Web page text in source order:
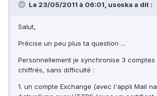
Le 23/05/2011 à 06:01, usoska a dit :
Salut,
Précise un peu plus ta question ...
Personnellement je synchronise 3 comptes
chiffrés, sans difficulté :
1. un compte Exchange (avec l'appli Mail